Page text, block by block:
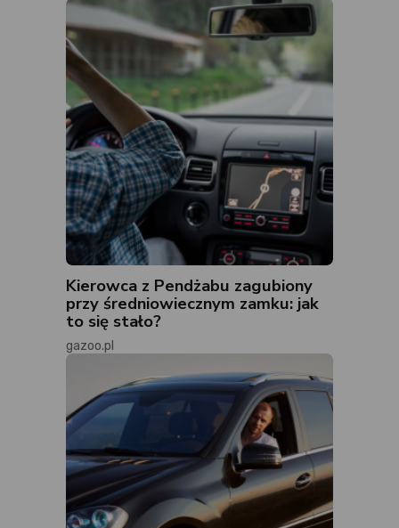
Kierowca z Pendżabu zagubiony
przy średniowiecznym zamku: jak
to się stało?
gazoo.pl